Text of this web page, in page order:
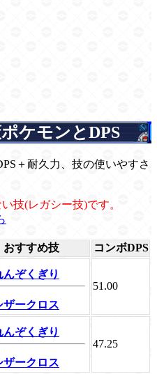
ケモンとDPS
＋耐久力、技の使いやすさ
技(レガシー技)です。
おすすめ技 コンボDPS
んぞくぎり
ザークロス
51.00
んぞくぎり
ザークロス
47.25